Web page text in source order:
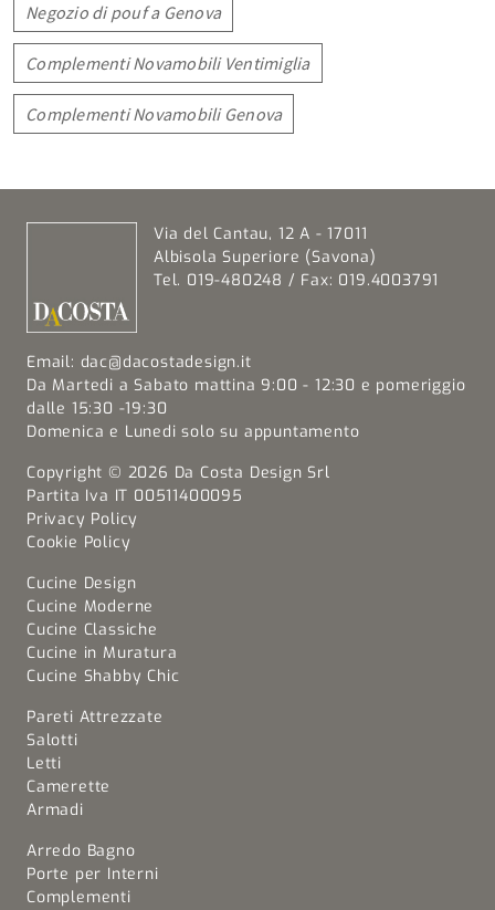
Negozio di pouf a Genova
Complementi Novamobili Ventimiglia
Complementi Novamobili Genova
Via del Cantau, 12 A - 17011
Albisola Superiore (Savona)
Tel. 019-480248 / Fax: 019.4003791
Email: dac@dacostadesign.it
Da Martedi a Sabato mattina 9:00 - 12:30 e pomeriggio
dalle 15:30 -19:30
Domenica e Lunedi solo su appuntamento
Copyright © 2026 Da Costa Design Srl
Partita Iva IT 00511400095
Privacy Policy
Cookie Policy
Cucine Design
Cucine Moderne
Cucine Classiche
Cucine in Muratura
Cucine Shabby Chic
Pareti Attrezzate
Salotti
Letti
Camerette
Armadi
Arredo Bagno
Porte per Interni
Complementi